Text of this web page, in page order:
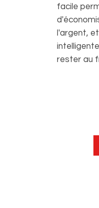
facile
l'argent,
rester au